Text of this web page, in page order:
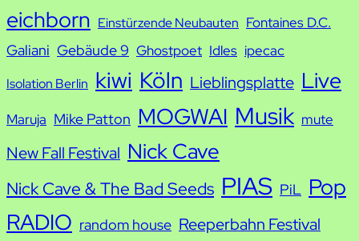
eichborn Einstürzende Neubauten Fontaines D.C.
Galiani Gebäude 9 Ghostpoet Idles ipecac
Isolation Berlin kiwi Köln Lieblingsplatte Live
Maruja Mike Patton MOGWAI Musik mute
New Fall Festival Nick Cave
Nick Cave & The Bad Seeds PIAS PiL Pop
RADIO random house Reeperbahn Festival